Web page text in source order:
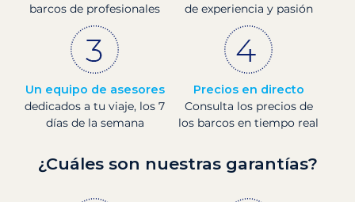
barcos de profesionales
de experiencia y pasión
Un equipo de asesores
dedicados a tu viaje, los 7
días de la semana
Precios en directo
Consulta los precios de
los barcos en tiempo real
¿Cuáles son nuestras garantías?